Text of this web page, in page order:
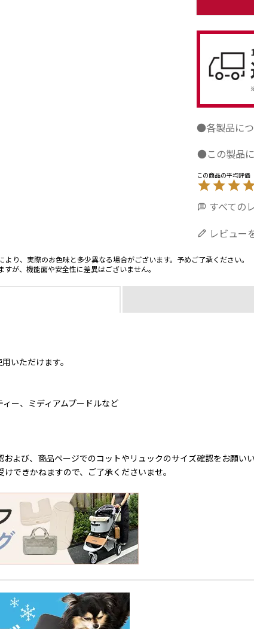
●各製品に
●この製品
すべての
レビュー
り、実際のお色味と多少異なる場合がございます。予めご了承ください。
が、機能面や安全性に差異はございません。
いただけます。
ー、ミディアムプードルなど
よび、商品ページでのコットやリュックのサイズ確認をお願いい
できかねますので、ご了承くださいませ。